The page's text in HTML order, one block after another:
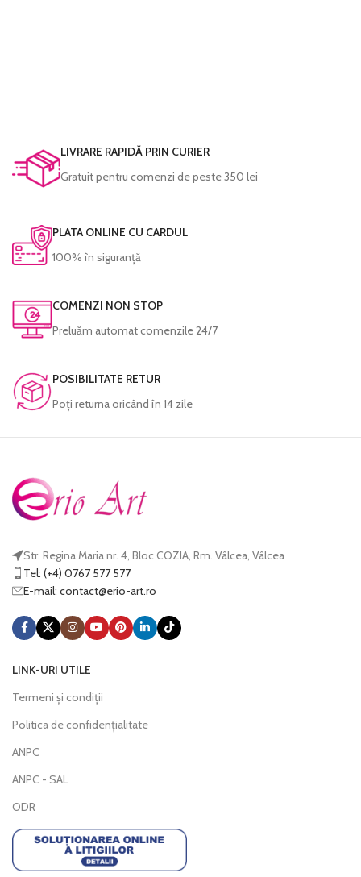
LIVRARE RAPIDĂ PRIN CURIER
Gratuit pentru comenzi de peste 350 lei
PLATA ONLINE CU CARDUL
100% în siguranță
COMENZI NON STOP
Preluăm automat comenzile 24/7
POSIBILITATE RETUR
Poţi returna oricând în 14 zile
Str. Regina Maria nr. 4, Bloc COZIA, Rm. Vâlcea, Vâlcea
Tel: (+4) 0767 577 577
E-mail:
or.tra-oire
@tcatnoc
LINK-URI UTILE
Termeni și condiții
Politica de confidențialitate
ANPC
ANPC - SAL
ODR